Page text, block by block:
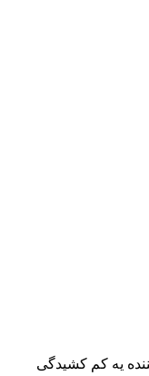
یه کم کشیدگی